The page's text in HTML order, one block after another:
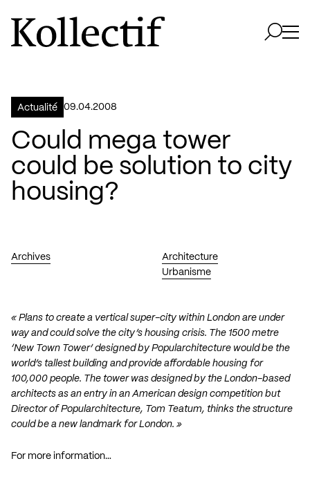
Aller à la page d'accueil
Logo Kollectif
Actualité 09.04.2008
Could mega tower
could be solution to city
housing?
Archives
Architecture
Urbanisme
« Plans to create a vertical super-city within London are under
way and could solve the city’s housing crisis. The 1500 metre
‘New Town Tower’ designed by Popularchitecture would be the
world’s tallest building and provide affordable housing for
100,000 people. The tower was designed by the London-based
architects as an entry in an American design competition but
Director of Popularchitecture, Tom Teatum, thinks the structure
could be a new landmark for London. »
For more information…